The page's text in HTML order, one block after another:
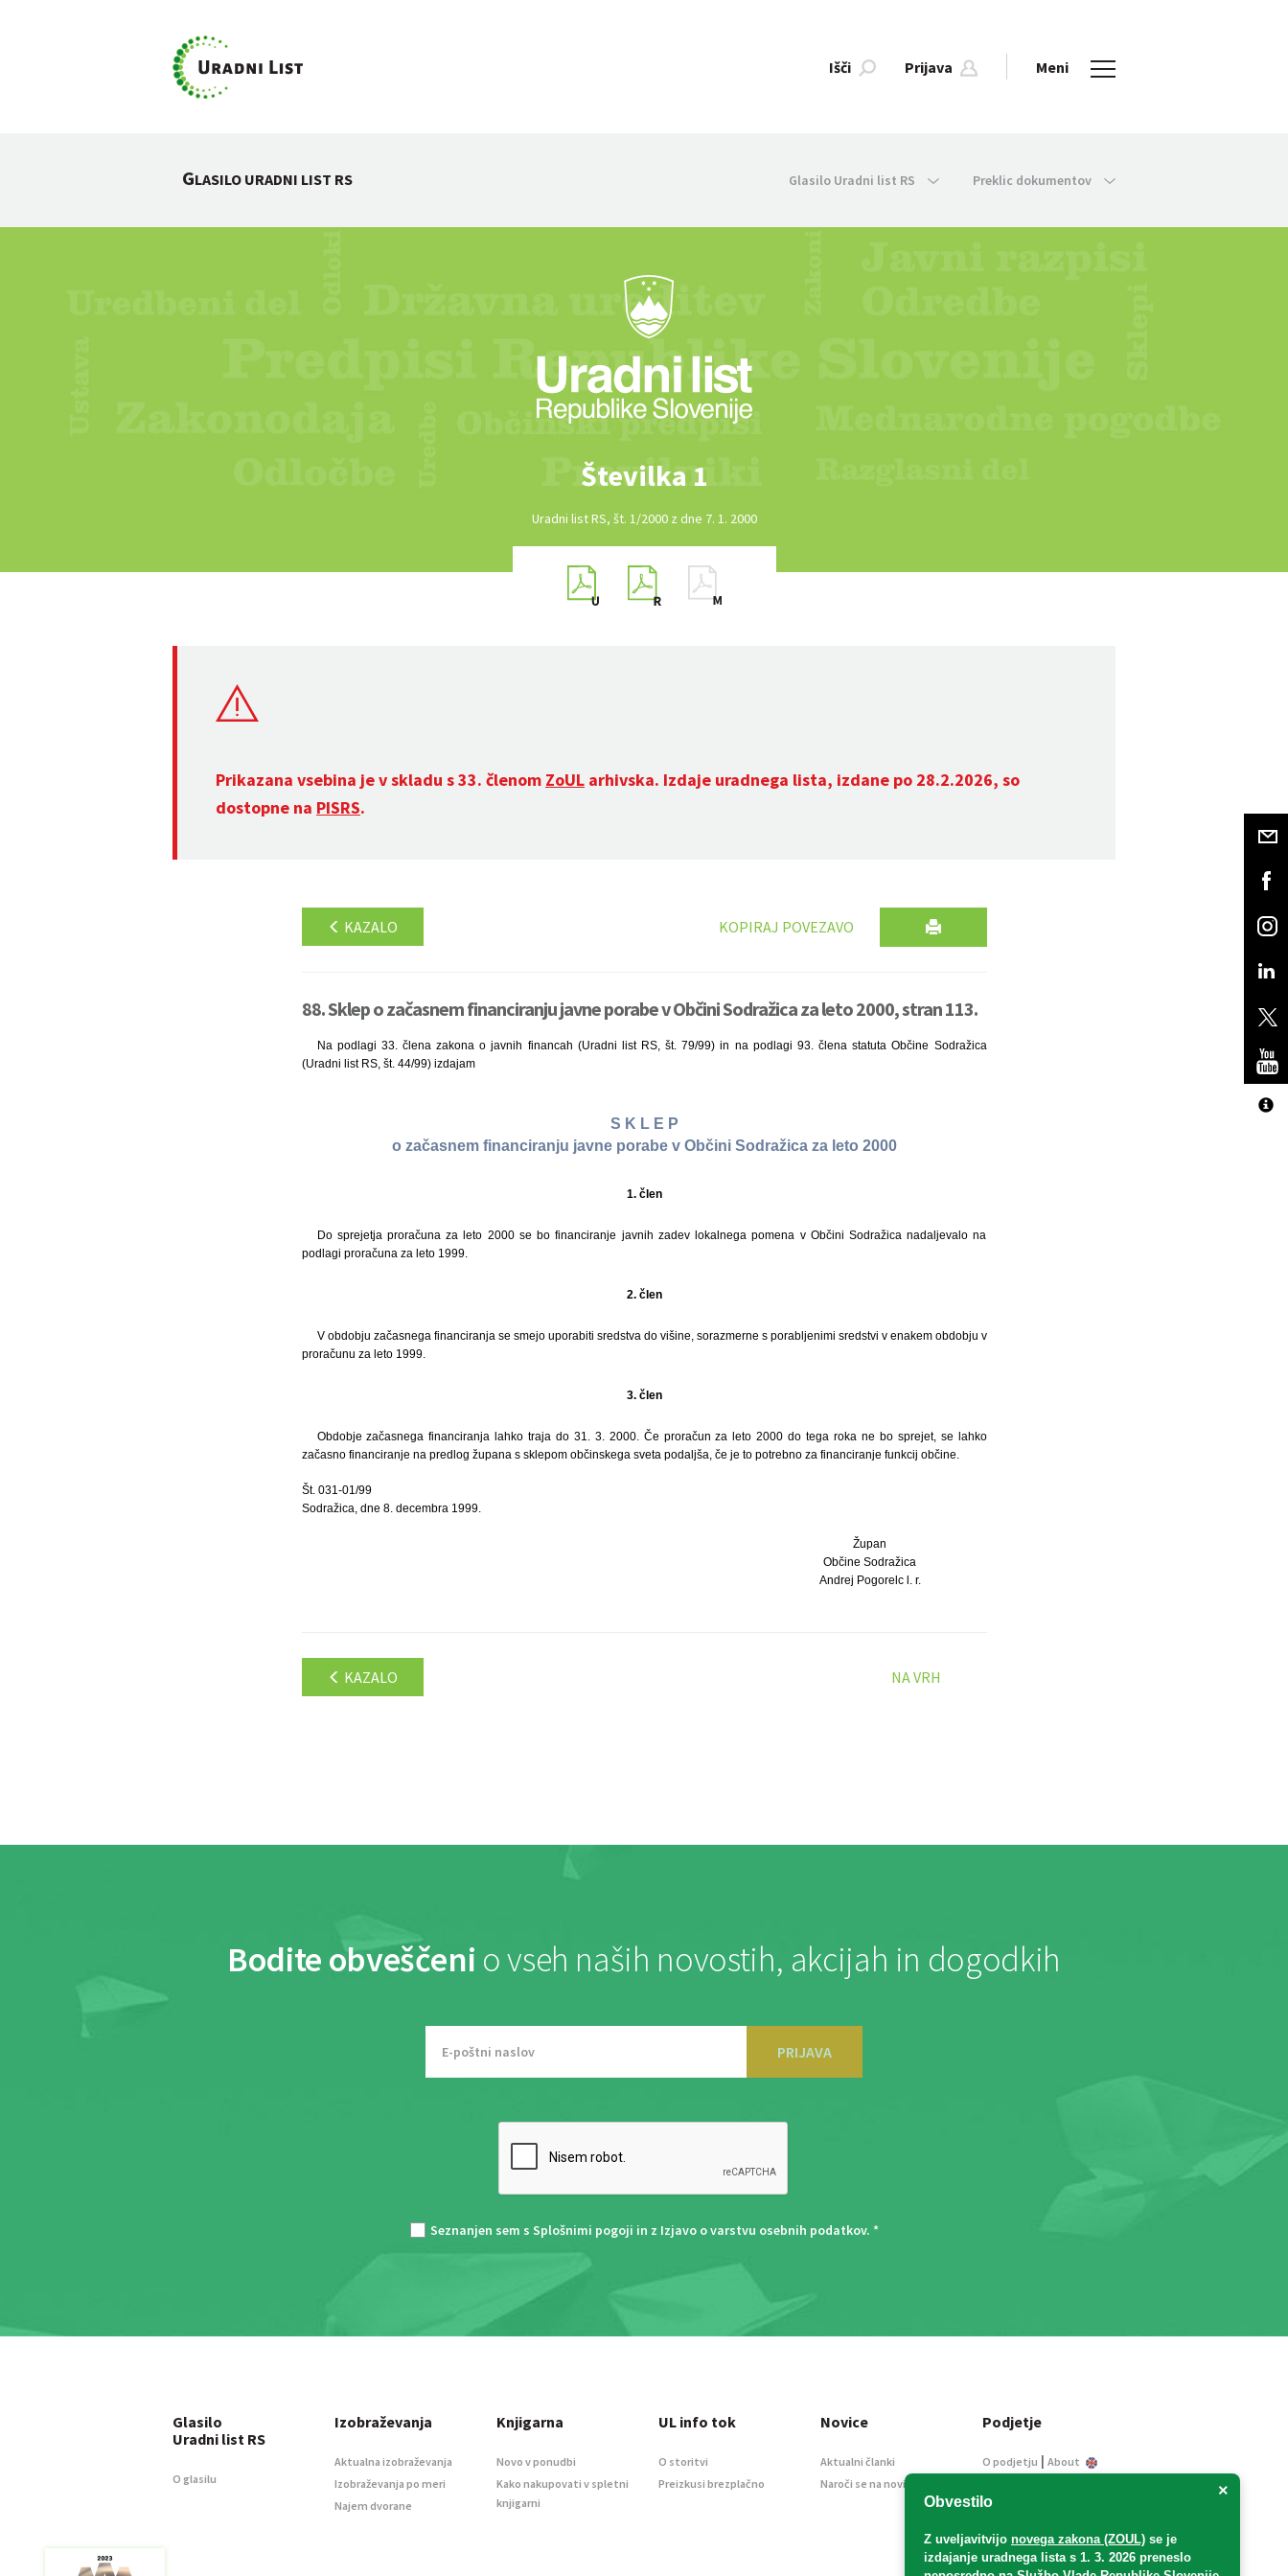
Išči Prijava Meni
GLASILO URADNI LIST RS Glasilo Uradni list RS Preklic dokumentov
Številka 1
Uradni list RS, št. 1/2000 z dne 7. 1. 2000
Prikazana vsebina je v skladu s 33. členom ZoUL arhivska. Izdaje uradnega lista, izdane po 28.2.2026, so
dostopne na PISRS.
KAZALO KOPIRAJ POVEZAVO
88. Sklep o začasnem financiranju javne porabe v Občini Sodražica za leto 2000, stran 113.
Na podlagi 33. člena zakona o javnih financah (Uradni list RS, št. 79/99) in na podlagi 93. člena statuta Občine Sodražica
(Uradni list RS, št. 44/99) izdajam
S K L E P
o začasnem financiranju javne porabe v Občini Sodražica za leto 2000
1. člen
Do sprejetja proračuna za leto 2000 se bo financiranje javnih zadev lokalnega pomena v Občini Sodražica nadaljevalo na
podlagi proračuna za leto 1999.
2. člen
V obdobju začasnega financiranja se smejo uporabiti sredstva do višine, sorazmerne s porabljenimi sredstvi v enakem obdobju v
proračunu za leto 1999.
3. člen
Obdobje začasnega financiranja lahko traja do 31. 3. 2000. Če proračun za leto 2000 do tega roka ne bo sprejet, se lahko
začasno financiranje na predlog župana s sklepom občinskega sveta podaljša, če je to potrebno za financiranje funkcij občine.
Št. 031-01/99
Sodražica, dne 8. decembra 1999.
Župan
Občine Sodražica
Andrej Pogorelc l. r.
KAZALO NA VRH
Bodite obveščeni o vseh naših novostih, akcijah in dogodkih
PRIJAVA
Seznanjen sem s Splošnimi pogoji in z Izjavo o varstvu osebnih podatkov. *
×
Obvestilo
Z uveljavitvijo novega zakona (ZOUL) se je
izdajanje uradnega lista s 1. 3. 2026 preneslo
Glasilo
Uradni list RS
O glasilu
Izobraževanja
Aktualna izobraževanja
Izobraževanja po meri
Najem dvorane
Knjigarna
Novo v ponudbi
Kako nakupovati v spletni
knjigarni
UL info tok
O storitvi
Preizkusi brezplačno
Novice
Aktualni članki
Naroči se na novice
Podjetje
O podjetju | About
Informacije javnega
Oglaševanje
Splošni pogoji